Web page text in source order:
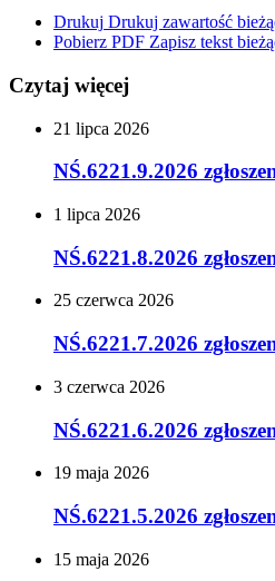
Drukuj Drukuj zawartość
Pobierz PDF Zapisz tekst
Czytaj więcej
21 lipca 2026
NŚ.6221.9.2026
1 lipca 2026
NŚ.6221.8.2026
25 czerwca 2026
NŚ.6221.7.2026
3 czerwca 2026
NŚ.6221.6.2026
19 maja 2026
NŚ.6221.5.2026
15 maja 2026